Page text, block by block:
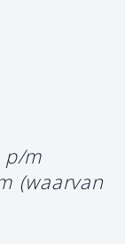
p/m
(waarvan